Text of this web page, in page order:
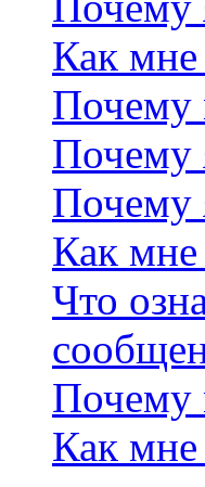
Как мне
Почему
Почему
Почему
Как мне
Что
Почему
Как